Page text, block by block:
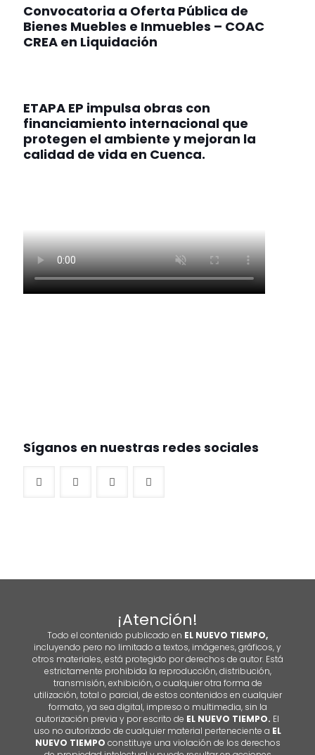
Convocatoria a Oferta Pública de
Bienes Muebles e Inmuebles – COAC
CREA en Liquidación
ETAPA EP impulsa obras con
financiamiento internacional que
protegen el ambiente y mejoran la
calidad de vida en Cuenca.
Síganos en nuestras redes sociales
¡Atención!
Todo el contenido publicado en EL NUEVO TIEMPO,
incluyendo pero no limitado a textos, imágenes, gráficos, y
otros materiales, está protegido por derechos de autor. Está
estrictamente prohibida la reproducción, distribución,
transmisión, exhibición, o cualquier otra forma de
utilización, total o parcial, de estos contenidos en cualquier
formato, ya sea digital, impreso o multimedia, sin la
autorización previa y por escrito de EL NUEVO TIEMPO. El
uso no autorizado de cualquier material perteneciente a EL
NUEVO TIEMPO constituye una violación de los derechos